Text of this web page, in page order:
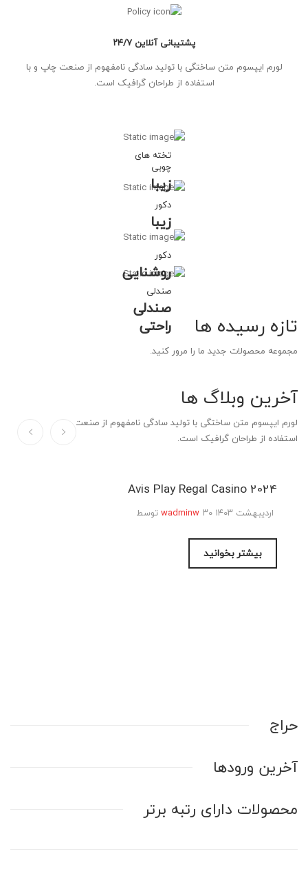
پشتیبانی آنلاین ۲۴/۷
لورم ایپسوم متن ساختگی با تولید سادگی نامفهوم از صنعت چاپ و با
استفاده از طراحان گرافیک است.
تخته های
چوبی
زیبا
دکور
زیبا
دکور
روشنایی
صندلی
صندلی
راحتی تازه رسیده ها
مجموعه محصولات جدید ما را مرور کنید.
آخرین وبلاگ ها
لورم ایپسوم متن ساختگی با تولید سادگی نامفهوم از صنعت چاپ و با
استفاده از طراحان گرافیک است.
Avis Play Regal Casino 2024
wadminw ۳۰ اردیبهشت ۱۴۰۳
بیشتر بخوانید
حراج
آخرین ورودها
محصولات دارای رتبه برتر